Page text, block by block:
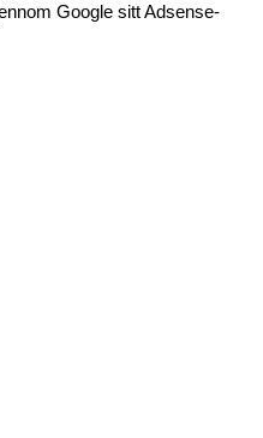
Google sitt Adsense-